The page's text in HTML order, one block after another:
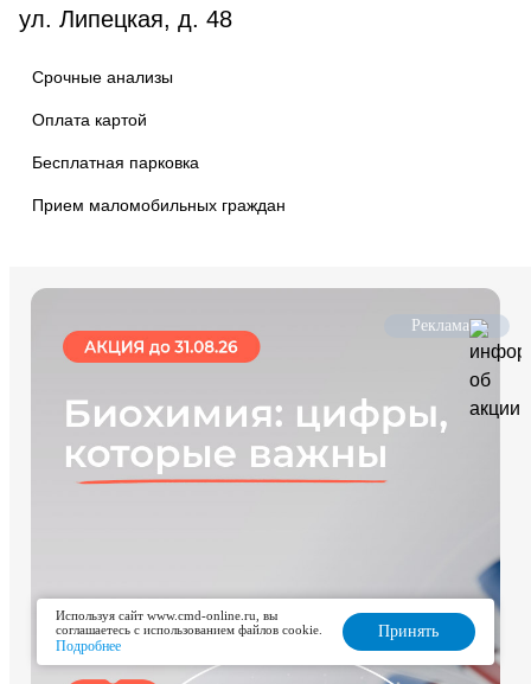
ул. Липецкая, д. 48
Срочные анализы
Оплата картой
Бесплатная парковка
Прием маломобильных граждан
Реклама
Используя сайт www.cmd-online.ru, вы
соглашаетесь с использованием файлов cookie.
Подробнее
Принять